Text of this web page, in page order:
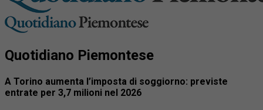
Quotidiano Piemontese
A Torino aumenta l’imposta di soggiorno: previste
entrate per 3,7 milioni nel 2026